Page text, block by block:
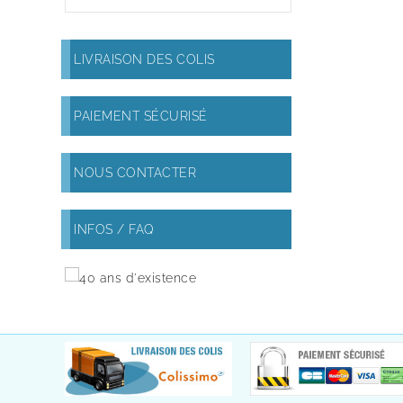
LIVRAISON DES COLIS
PAIEMENT SÉCURISÉ
NOUS CONTACTER
INFOS / FAQ